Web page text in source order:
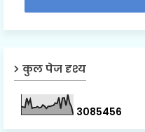
कुल पेज दृश्य
3085456